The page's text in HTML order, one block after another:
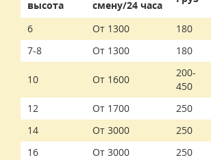
высота
смену/24 часа
6 От 1300 180
7-8
От 1300 180
10 От 1600
200-
450
12 От 1700 250
14
От 3000 250
16
От 3000 250